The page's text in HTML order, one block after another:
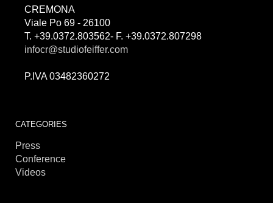
CREMONA
Viale Po 69 - 26100
T. +39.0372.803562- F. +39.0372.807298
infocr@studiofeiffer.com
P.IVA 03482360272
CATEGORIES
Press
Conference
Videos